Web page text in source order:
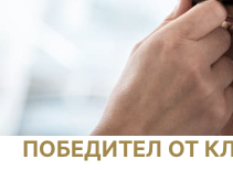
ПОБЕДИТЕЛ ОТ